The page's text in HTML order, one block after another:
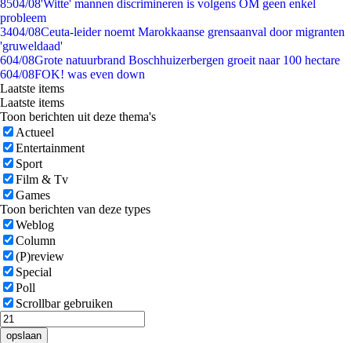
8504/08'Witte' mannen discrimineren is volgens OM geen enkel
probleem
3404/08Ceuta-leider noemt Marokkaanse grensaanval door migranten
'gruweldaad'
604/08Grote natuurbrand Boschhuizerbergen groeit naar 100 hectare
604/08FOK! was even down
Laatste items
Laatste items
Toon berichten uit deze thema's
Actueel
Entertainment
Sport
Film & Tv
Games
Toon berichten van deze types
Weblog
Column
(P)review
Special
Poll
Scrollbar gebruiken
opslaan